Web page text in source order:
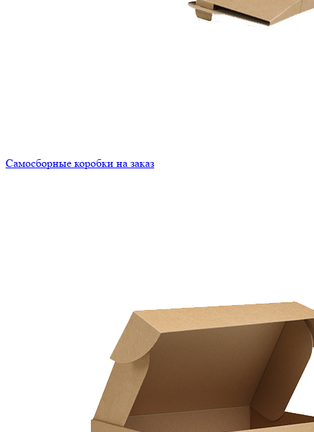
Самосборные коробки на заказ